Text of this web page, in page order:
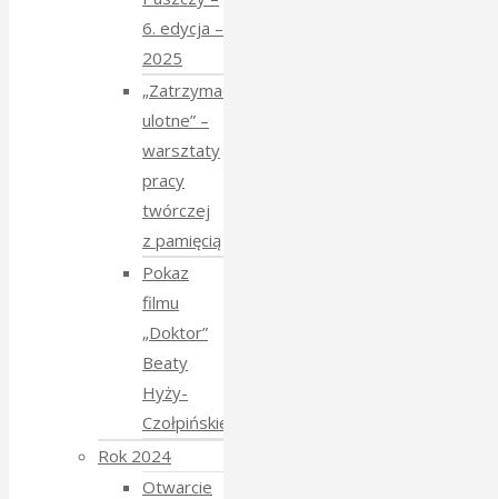
6. edycja –
2025
„Zatrzymać
ulotne” –
warsztaty
pracy
twórczej
z pamięcią
Pokaz
filmu
„Doktor”
Beaty
Hyży-
Czołpińskiej
Rok 2024
Otwarcie